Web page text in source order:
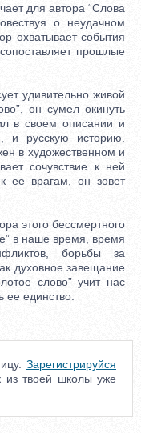
для автора “Слова
о неудачном
охватывает события
прошлые
удивительно живой
он сумел окинуть
в своем описании и
и русскую историю.
в художественном и
сочувствие к ней
ее врагам, он зовет
этого бессмертного
в наше время, время
борьбы за
духовное завещание
слово” учит нас
единство.
Зарегистрируйся
из твоей школы уже